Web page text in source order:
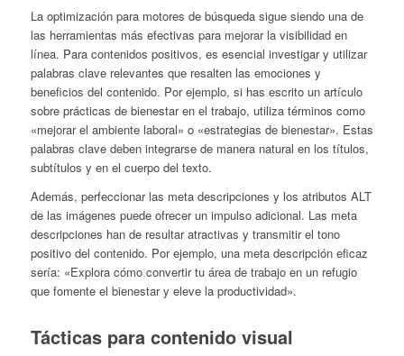
La optimización para motores de búsqueda sigue siendo una de
las herramientas más efectivas para mejorar la visibilidad en
línea. Para contenidos positivos, es esencial investigar y utilizar
palabras clave relevantes que resalten las emociones y
beneficios del contenido. Por ejemplo, si has escrito un artículo
sobre prácticas de bienestar en el trabajo, utiliza términos como
«mejorar el ambiente laboral» o «estrategias de bienestar». Estas
palabras clave deben integrarse de manera natural en los títulos,
subtítulos y en el cuerpo del texto.
Además, perfeccionar las meta descripciones y los atributos ALT
de las imágenes puede ofrecer un impulso adicional. Las meta
descripciones han de resultar atractivas y transmitir el tono
positivo del contenido. Por ejemplo, una meta descripción eficaz
sería: «Explora cómo convertir tu área de trabajo en un refugio
que fomente el bienestar y eleve la productividad».
Tácticas para contenido visual